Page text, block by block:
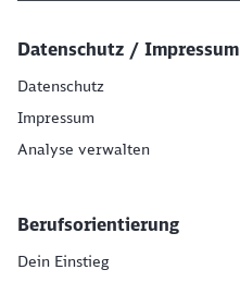
Datenschutz / Impressum
Datenschutz
Impressum
Analyse verwalten
Berufsorientierung
Dein Einstieg